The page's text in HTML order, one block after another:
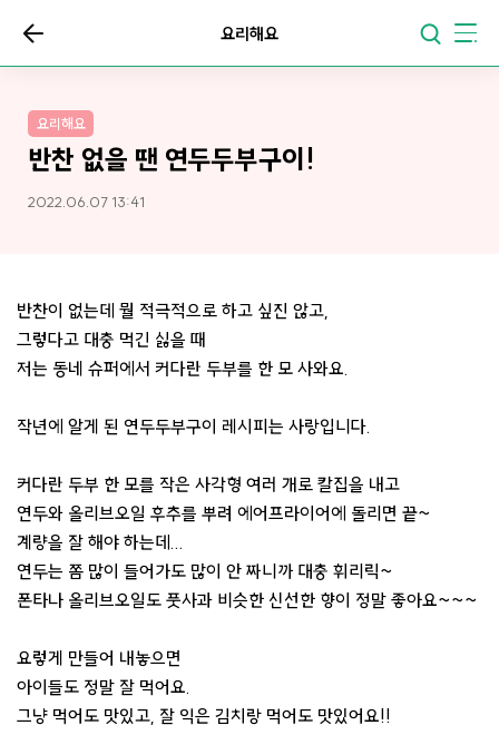
요리해요
요리해요
반찬 없을 땐 연두두부구이!
2022.06.07 13:41
반찬이 없는데 뭘 적극적으로 하고 싶진 않고,
그렇다고 대충 먹긴 싫을 때
저는 동네 슈퍼에서 커다란 두부를 한 모 사와요.
작년에 알게 된 연두두부구이 레시피는 사랑입니다.
커다란 두부 한 모를 작은 사각형 여러 개로 칼집을 내고
연두와 올리브오일 후추를 뿌려 에어프라이어에 돌리면 끝~
계량을 잘 해야 하는데...
연두는 쫌 많이 들어가도 많이 안 짜니까 대충 휘리릭~
폰타나 올리브오일도 풋사과 비슷한 신선한 향이 정말 좋아요~~~
요렇게 만들어 내놓으면
아이들도 정말 잘 먹어요.
그냥 먹어도 맛있고, 잘 익은 김치랑 먹어도 맛있어요!!